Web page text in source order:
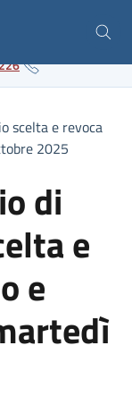
scelta e revoca
2025
di
e
e